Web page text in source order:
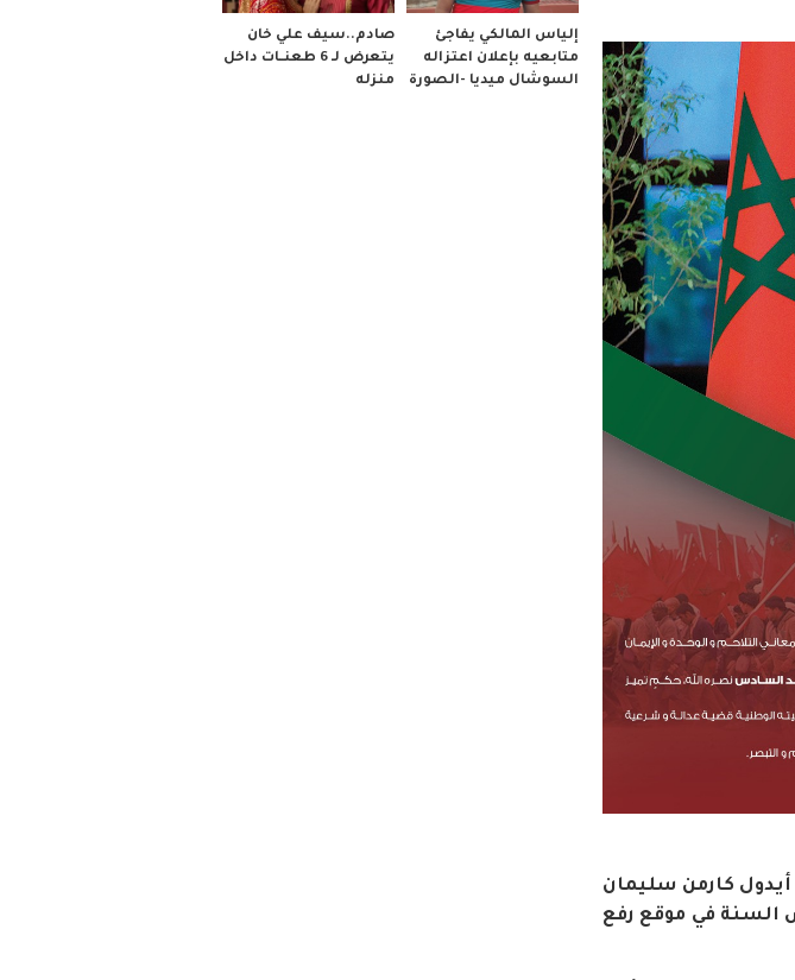
أيدول كارمن سليمان
السنة في موقع رفع
إلياس المالكي يفاجئ
متابعيه بإعلان اعتزاله
السوشال ميديا -الصورة
صادم..سيف علي خان
يتعرض لـ 6 طعنــات داخل
منزله